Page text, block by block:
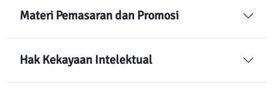
Materi Pemasaran dan Promosi
Hak Kekayaan Intelektual